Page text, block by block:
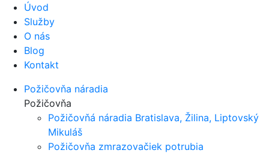
Úvod
Služby
O nás
Blog
Kontakt
Požičovňa náradia
Požičovňa
Požičovňá náradia Bratislava, Žilina, Liptovský
Mikuláš
Požičovňa zmrazovačiek potrubia